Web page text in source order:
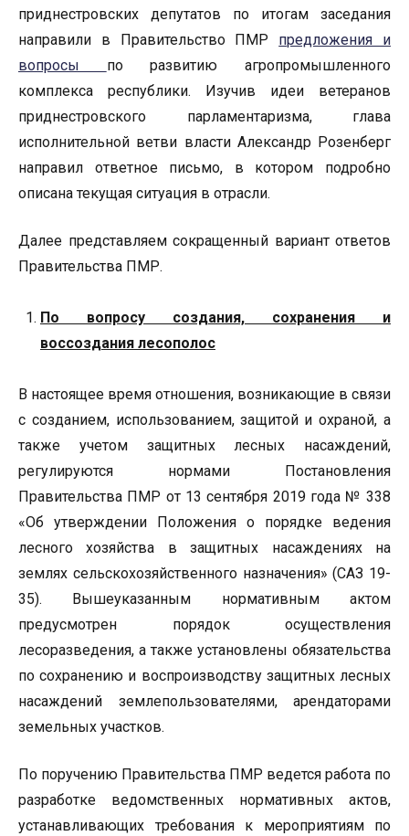
приднестровских депутатов по итогам заседания
направили в Правительство ПМР предложения и
вопросы по развитию агропромышленного
комплекса республики. Изучив идеи ветеранов
приднестровского парламентаризма, глава
исполнительной ветви власти Александр Розенберг
направил ответное письмо, в котором подробно
описана текущая ситуация в отрасли.
Далее представляем сокращенный вариант ответов
Правительства ПМР.
По вопросу создания, сохранения и
воссоздания лесополос
В настоящее время отношения, возникающие в связи
с созданием, использованием, защитой и охраной, а
также учетом защитных лесных насаждений,
регулируются нормами Постановления
Правительства ПМР от 13 сентября 2019 года № 338
«Об утверждении Положения о порядке ведения
лесного хозяйства в защитных насаждениях на
землях сельскохозяйственного назначения» (САЗ 19-
35). Вышеуказанным нормативным актом
предусмотрен порядок осуществления
лесоразведения, а также установлены обязательства
по сохранению и воспроизводству защитных лесных
насаждений землепользователями, арендаторами
земельных участков.
По поручению Правительства ПМР ведется работа по
разработке ведомственных нормативных актов,
устанавливающих требования к мероприятиям по